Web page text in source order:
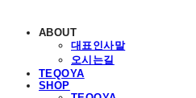
ABOUT
대표인사말
오시는길
TEQOYA
SHOP